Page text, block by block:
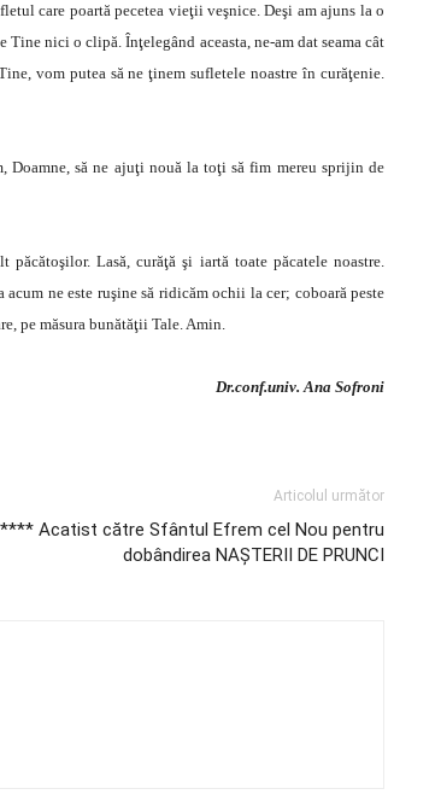
care poartă pecetea vieţii veşnice. Deşi am ajuns la o
nici o clipă. Înţelegând aceasta, ne-am dat seama cât
vom putea să ne ţinem sufletele noastre în curăţenie.
să ne ajuţi nouă la toţi să fim mereu sprijin de
Lasă, curăţă şi iartă toate păcatele noastre.
ne este ruşine să ridicăm ochii la cer; coboară peste
pe măsura bunătăţii Tale. Amin.
Dr.conf.univ. Ana Sofroni
Articolul următor
**** Acatist către Sfântul Efrem cel Nou pentru
dobândirea NAȘTERII DE PRUNCI